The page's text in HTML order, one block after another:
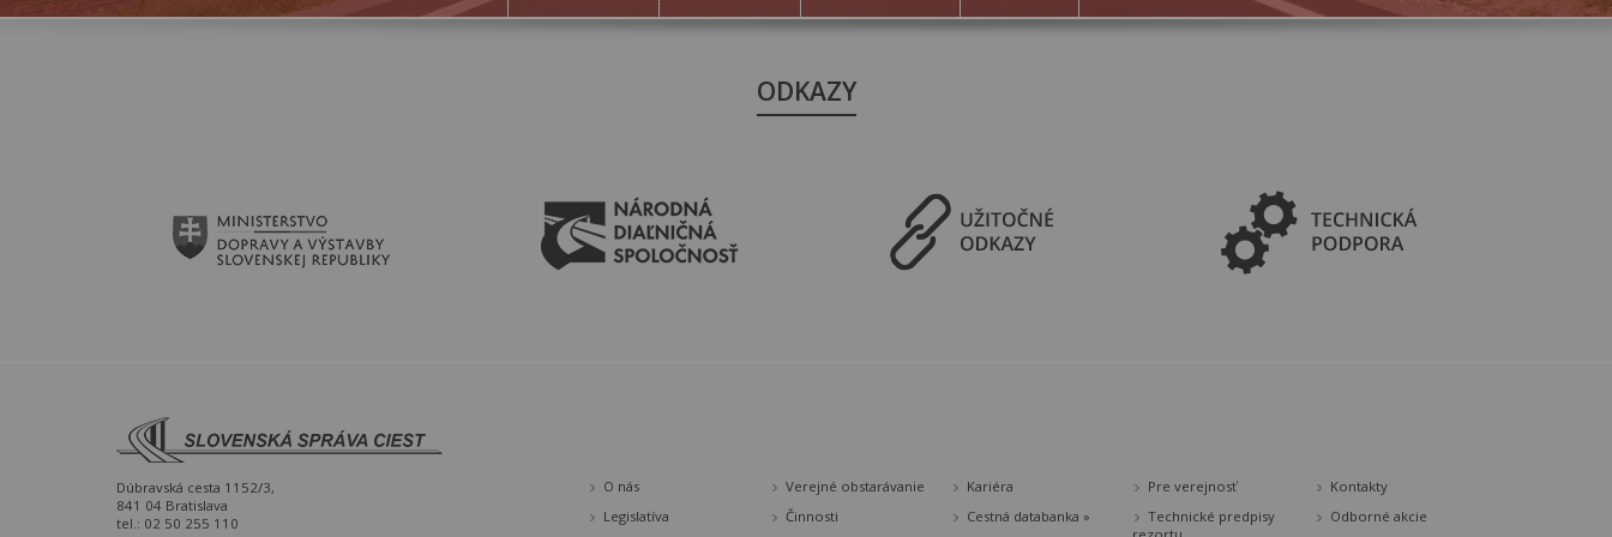
ODKAZY
Dúbravská cesta 1152/3,
841 04 Bratislava
tel.: 02 50 255 110
O nás Verejné obstarávanie Kariéra Pre verejnosť
Kontakty
Legislatíva
Činnosti Cestná databanka »
Technické predpisy
Odborné akcie